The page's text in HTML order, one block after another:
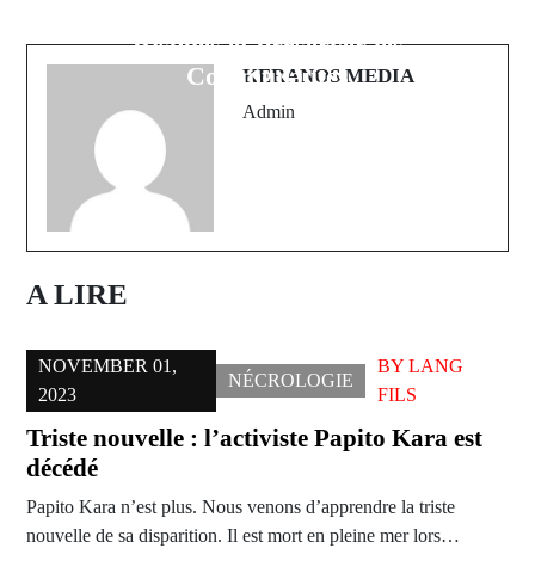
séparation
Risques et Préserver les
Communautés
KERANOS MEDIA
Admin
A LIRE
NOVEMBER 01,
2023
NÉCROLOGIE
BYLANG
FILS
Triste nouvelle : l’activiste Papito Kara est
décédé
Papito Kara n’est plus. Nous venons d’apprendre la triste
nouvelle de sa disparition. Il est mort en pleine mer lors…